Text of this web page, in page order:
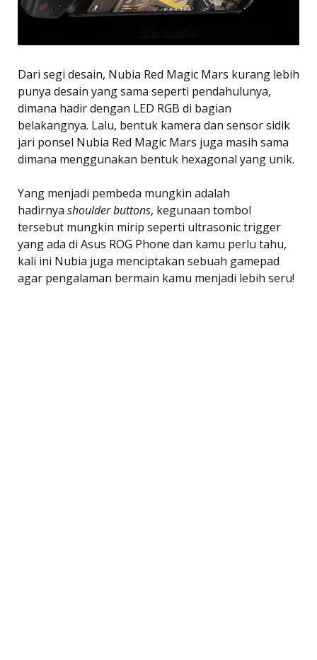
Dari segi desain, Nubia Red Magic Mars kurang lebih
punya desain yang sama seperti pendahulunya,
dimana hadir dengan LED RGB di bagian
belakangnya. Lalu, bentuk kamera dan sensor sidik
jari ponsel Nubia Red Magic Mars juga masih sama
dimana menggunakan bentuk hexagonal yang unik.
Yang menjadi pembeda mungkin adalah
hadirnya shoulderbuttons, kegunaan tombol
tersebut mungkin mirip seperti ultrasonic trigger
yang ada di Asus ROG Phone dan kamu perlu tahu,
kali ini Nubia juga menciptakan sebuah gamepad
agar pengalaman bermain kamu menjadi lebih seru!